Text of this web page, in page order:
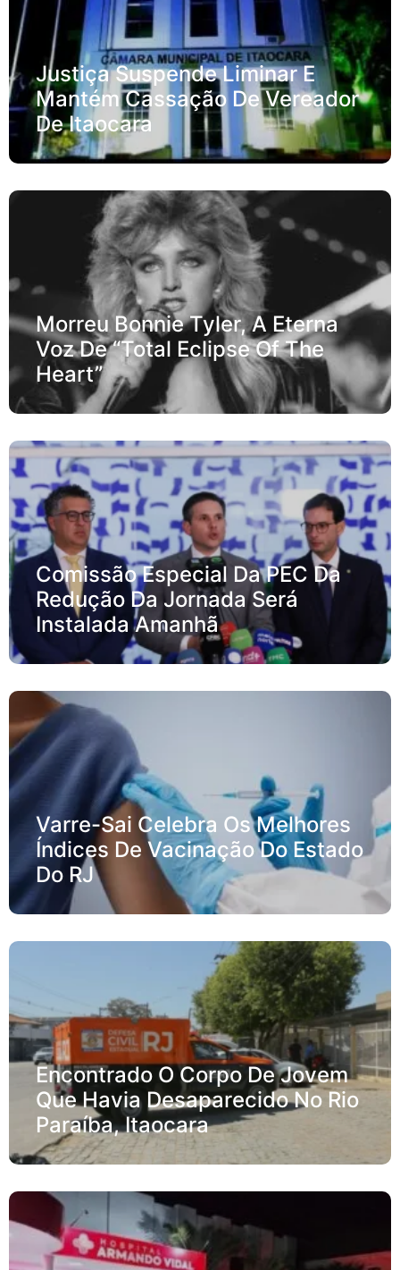
Justiça Suspende Liminar E
Mantém Cassação De Vereador
De Itaocara
Morreu Bonnie Tyler, A Eterna
Voz De “Total Eclipse Of The
Heart”
Comissão Especial Da PEC Da
Redução Da Jornada Será
Instalada Amanhã
Varre-Sai Celebra Os Melhores
Índices De Vacinação Do Estado
Do RJ
Encontrado O Corpo De Jovem
Que Havia Desaparecido No Rio
Paraíba, Itaocara